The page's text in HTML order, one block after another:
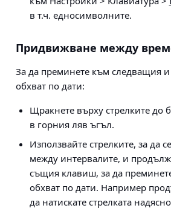
в т.ч. едносимволните.
Придвижване между
За да преминете към следващия
обхват по дати:
Щракнете върху стрелките до
в горния ляв ъгъл.
Използвайте стрелките, за да
между интервалите, и
същия клавиш, за да
обхват по дати. Например
да натискате стрелката